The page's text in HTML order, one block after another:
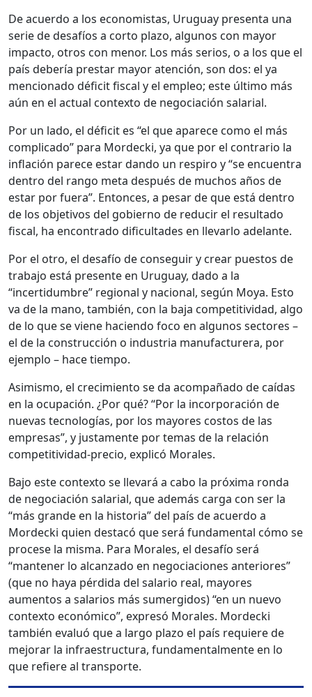
De acuerdo a los economistas, Uruguay presenta una
serie de desafíos a corto plazo, algunos con mayor
impacto, otros con menor. Los más serios, o a los que el
país debería prestar mayor atención, son dos: el ya
mencionado déficit fiscal y el empleo; este último más
aún en el actual contexto de negociación salarial.
Por un lado, el déficit es “el que aparece como el más
complicado” para Mordecki, ya que por el contrario la
inflación parece estar dando un respiro y “se encuentra
dentro del rango meta después de muchos años de
estar por fuera”. Entonces, a pesar de que está dentro
de los objetivos del gobierno de reducir el resultado
fiscal, ha encontrado dificultades en llevarlo adelante.
Por el otro, el desafío de conseguir y crear puestos de
trabajo está presente en Uruguay, dado a la
“incertidumbre” regional y nacional, según Moya. Esto
va de la mano, también, con la baja competitividad, algo
de lo que se viene haciendo foco en algunos sectores –
el de la construcción o industria manufacturera, por
ejemplo – hace tiempo.
Asimismo, el crecimiento se da acompañado de caídas
en la ocupación. ¿Por qué? “Por la incorporación de
nuevas tecnologías, por los mayores costos de las
empresas”, y justamente por temas de la relación
competitividad-precio, explicó Morales.
Bajo este contexto se llevará a cabo la próxima ronda
de negociación salarial, que además carga con ser la
“más grande en la historia” del país de acuerdo a
Mordecki quien destacó que será fundamental cómo se
procese la misma. Para Morales, el desafío será
“mantener lo alcanzado en negociaciones anteriores”
(que no haya pérdida del salario real, mayores
aumentos a salarios más sumergidos) “en un nuevo
contexto económico”, expresó Morales. Mordecki
también evaluó que a largo plazo el país requiere de
mejorar la infraestructura, fundamentalmente en lo
que refiere al transporte.